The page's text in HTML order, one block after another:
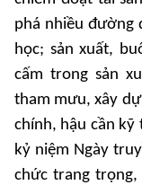
phá nhiều đường
học; sản xuất,
cấm trong sản
tham mưu, xây
chính, hậu cần kỹ
kỷ niệm Ngày
chức trang trọng,